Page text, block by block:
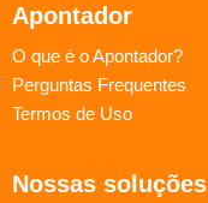
Apontador
O que é o Apontador?
Perguntas Frequentes
Termos de Uso
Nossas soluções